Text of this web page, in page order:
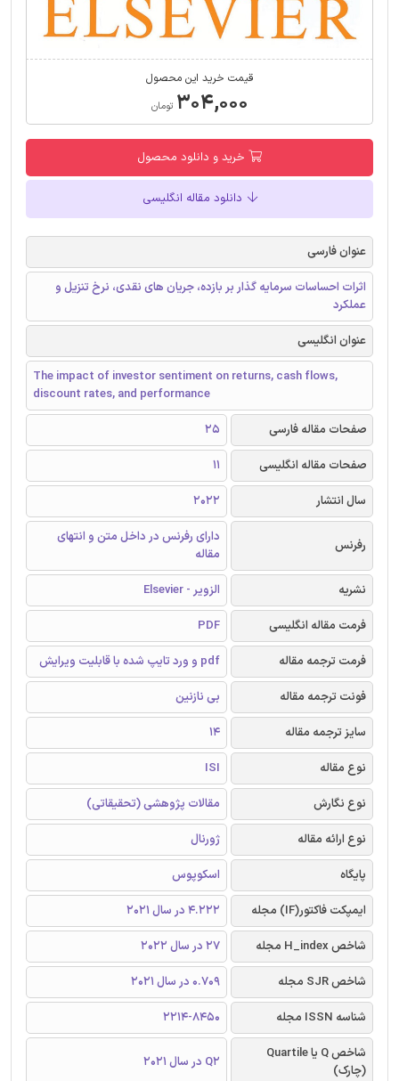
قیمت خرید این محصول
۳۰۴,۰۰۰ تومان
خرید و دانلود محصول
دانلود مقاله انگلیسی
عنوان فارسی
اثرات احساسات سرمایه گذار بر بازده، جریان های نقدی، نرخ تنزیل و
عملکرد
عنوان انگلیسی
The impact of investor sentiment on returns, cash flows,
discount rates, and performance
صفحات مقاله فارسی
25
صفحات مقاله انگلیسی
11
سال انتشار
2022
رفرنس
دارای رفرنس در داخل متن و انتهای
مقاله
نشریه
الزویر - Elsevier
فرمت مقاله انگلیسی
PDF
فرمت ترجمه مقاله
pdf و ورد تایپ شده با قابلیت ویرایش
فونت ترجمه مقاله
بی نازنین
سایز ترجمه مقاله
14
نوع مقاله
ISI
نوع نگارش
مقالات پژوهشی (تحقیقاتی)
نوع ارائه مقاله
ژورنال
پایگاه
اسکوپوس
ایمپکت فاکتور(IF) مجله
4.222 در سال 2021
شاخص H_index مجله
27 در سال 2022
شاخص SJR مجله
0.709 در سال 2021
شناسه ISSN مجله
2214-8450
شاخص Q یا Quartile
(چارک)
Q2 در سال 2021